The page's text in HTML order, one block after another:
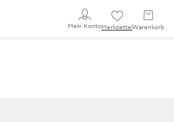
Mein KontoMerkzettel Warenkorb